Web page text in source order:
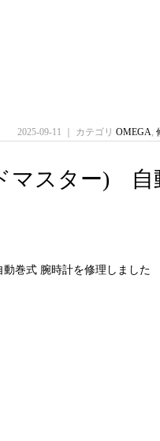
2025-09-11 ｜ カテゴリ OMEGA,
ドマスター) 自
巻式 腕時計を修理しました